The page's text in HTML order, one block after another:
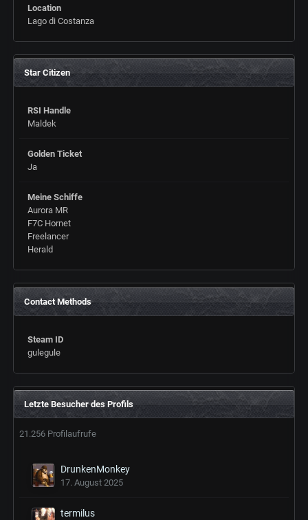
Location
Lago di Costanza
Star Citizen
RSI Handle
Maldek
Golden Ticket
Ja
Meine Schiffe
Aurora MR
F7C Hornet
Freelancer
Herald
Contact Methods
Steam ID
gulegule
Letzte Besucher des Profils
21.256 Profilaufrufe
DrunkenMonkey
17. August 2025
termilus